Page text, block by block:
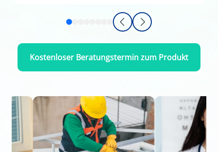
Kostenloser Beratungstermin zum Produkt